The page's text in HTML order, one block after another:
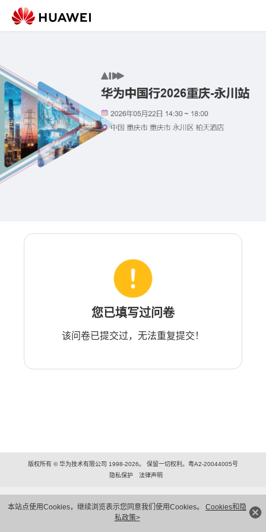
本站点使用Cookies，继续浏览表示您同意我们使用Cookies。 Cookies和隐
私政策>
您已填写过问卷
该问卷已提交过，无法重复提交！
版权所有 © 华为技术有限公司 1998-2026。 保留一切权利。粤A2-20044005号
隐私保护
法律声明